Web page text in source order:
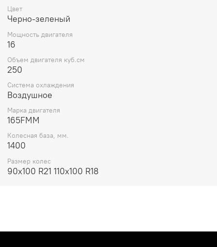
Цвет
Черно-зеленый
Мощность двигателя
16
Объем двигателя куб.см
250
Система охлаждения
Воздушное
Марка двигателя
165FMM
Колесная база, мм.
1400
Размер колес
90х100 R21 110х100 R18